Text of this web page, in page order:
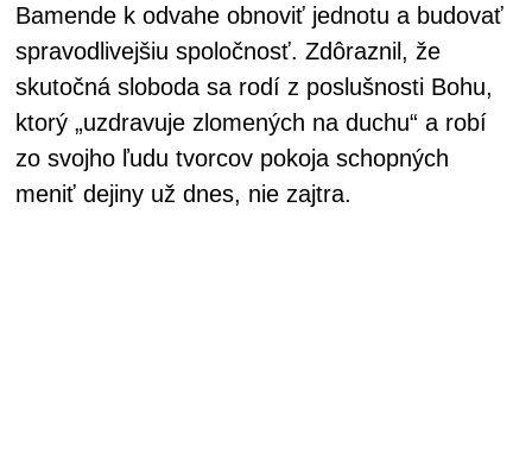
Bamende k odvahe obnoviť jednotu a budovať
spravodlivejšiu spoločnosť. Zdôraznil, že
skutočná sloboda sa rodí z poslušnosti Bohu,
ktorý „uzdravuje zlomených na duchu“ a robí
zo svojho ľudu tvorcov pokoja schopných
meniť dejiny už dnes, nie zajtra.